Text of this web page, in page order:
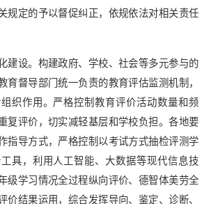
规定的予以督促纠正，依规依法对相关责任
建设。构建政府、学校、社会等多元参与的
育督导部门统一负责的教育评估监测机制，
织作用。严格控制教育评价活动数量和频
复评价，切实减轻基层和学校负担。各地要
指导方式，严格控制以考试方式抽检评测学
具，利用人工智能、大数据等现代信息技
级学习情况全过程纵向评价、德智体美劳全
价结果运用，综合发挥导向、鉴定、诊断、